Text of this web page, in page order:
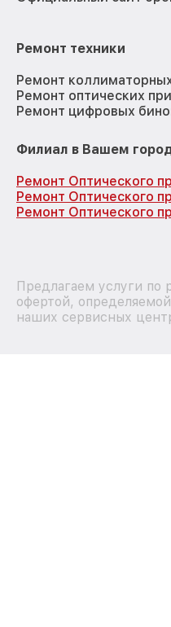
Ремонт техники
Ремонт
Ремонт оптических
Ремонт цифровых
Филиал в Вашем
Ремонт Оптического
Ремонт Оптического
Ремонт Оптического
Предлагаем услуги по
офертой,
наших сервисных